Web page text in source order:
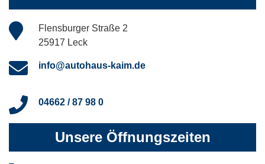
Flensburger Straße 2
25917 Leck
info@autohaus-kaim.de
04662 / 87 98 0
Unsere Öffnungszeiten